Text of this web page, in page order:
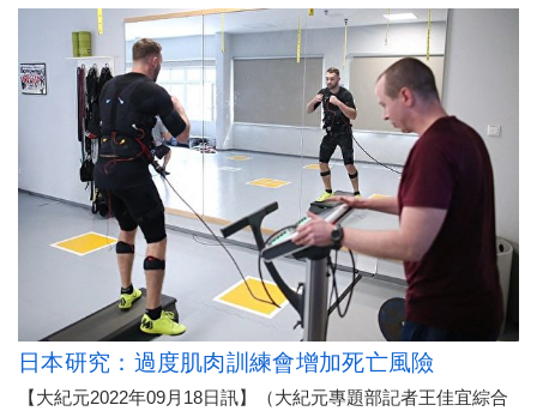
日本研究：過度肌肉訓練會增加死亡風險
【大紀元2022年09月18日訊】（大紀元專題部記者王佳宜綜合